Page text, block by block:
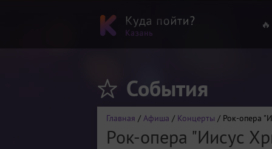
События
Главная / Афиша / Концерты / Рок-опера
Рок-опера "Иисус